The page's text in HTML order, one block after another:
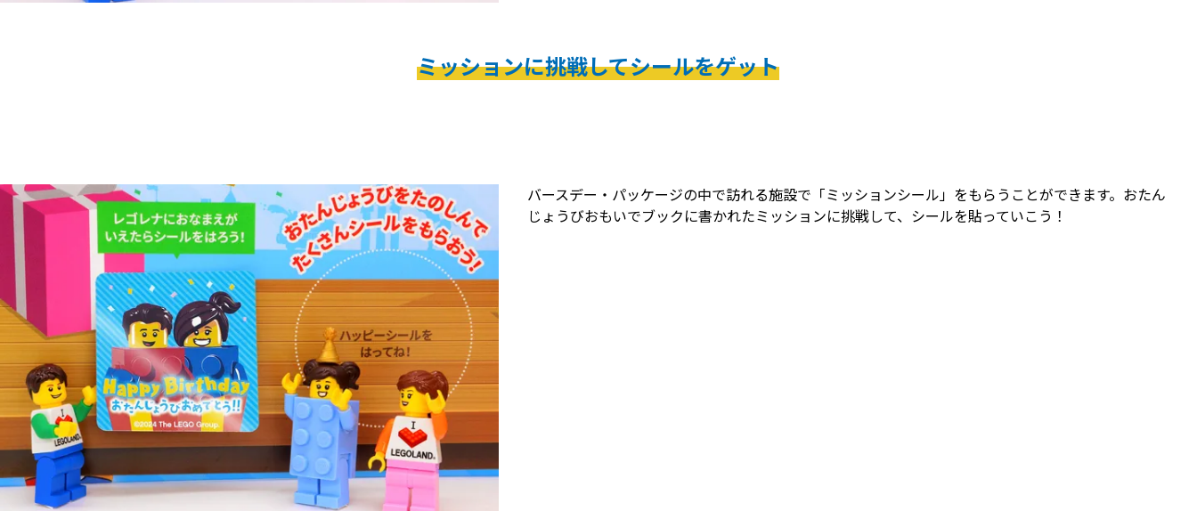
ミッションに挑戦してシールをゲット
バースデー・パッケージの中で訪れる施設で「ミッションシール」をもらうことができます。おたん
じょうびおもいでブックに書かれたミッションに挑戦して、シールを貼っていこう！